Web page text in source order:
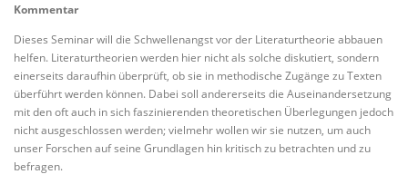
Kommentar
Dieses Seminar will die Schwellenangst vor der Literaturtheorie abbauen
helfen. Literaturtheorien werden hier nicht als solche diskutiert, sondern
einerseits daraufhin überprüft, ob sie in methodische Zugänge zu Texten
überführt werden können. Dabei soll andererseits die Auseinandersetzung
mit den oft auch in sich faszinierenden theoretischen Überlegungen jedoch
nicht ausgeschlossen werden; vielmehr wollen wir sie nutzen, um auch
unser Forschen auf seine Grundlagen hin kritisch zu betrachten und zu
befragen.